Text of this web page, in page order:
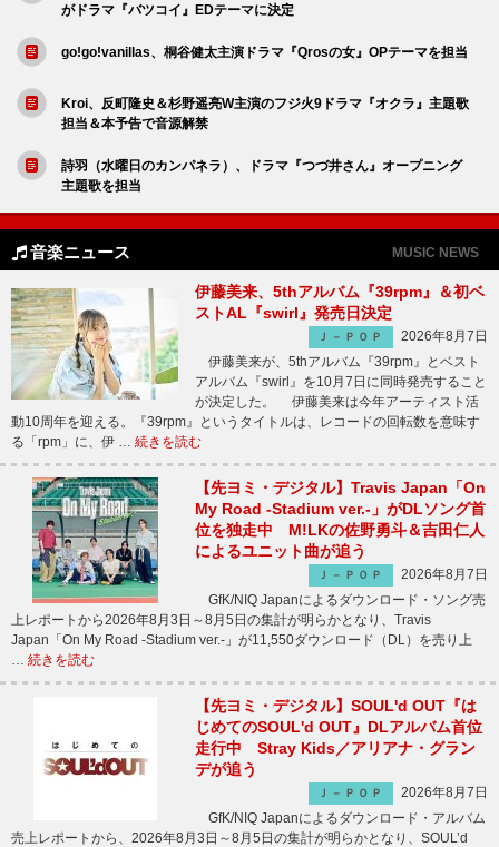
がドラマ『バツコイ』EDテーマに決定
go!go!vanillas、桐谷健太主演ドラマ『Qrosの女』OPテーマを担当
Kroi、反町隆史＆杉野遥亮W主演のフジ火9ドラマ『オクラ』主題歌
担当＆本予告で音源解禁
詩羽（水曜日のカンパネラ）、ドラマ『つづ井さん』オープニング
主題歌を担当
音楽ニュース MUSIC NEWS
伊藤美来、5thアルバム『39rpm』＆初ベ
ストAL『swirl』発売日決定
Ｊ－ＰＯＰ
2026年8月7日
伊藤美来が、5thアルバム『39rpm』とベスト
アルバム『swirl』を10月7日に同時発売すること
が決定した。 伊藤美来は今年アーティスト活
動10周年を迎える。『39rpm』というタイトルは、レコードの回転数を意味す
る「rpm」に、伊 … 続きを読む
【先ヨミ・デジタル】Travis Japan「On
My Road -Stadium ver.-」がDLソング首
位を独走中 M!LKの佐野勇斗＆吉田仁人
によるユニット曲が追う
Ｊ－ＰＯＰ
2026年8月7日
GfK/NIQ Japanによるダウンロード・ソング売
上レポートから2026年8月3日～8月5日の集計が明らかとなり、Travis
Japan「On My Road -Stadium ver.-」が11,550ダウンロード（DL）を売り上
… 続きを読む
【先ヨミ・デジタル】SOUL'd OUT『は
じめてのSOUL'd OUT』DLアルバム首位
走行中 Stray Kids／アリアナ・グラン
デが追う
Ｊ－ＰＯＰ
2026年8月7日
GfK/NIQ Japanによるダウンロード・アルバム
売上レポートから、2026年8月3日～8月5日の集計が明らかとなり、SOUL’d